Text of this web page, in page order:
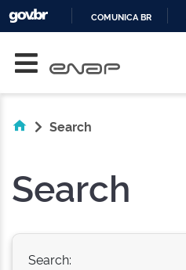
COMUNICA BR
Search
Search
Search: